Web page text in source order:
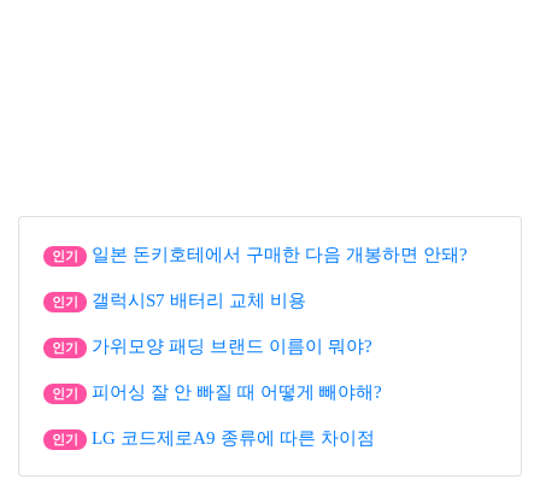
인기 일본 돈키호테에서 구매한 다음 개봉하면 안돼?
인기 갤럭시S7 배터리 교체 비용
인기 가위모양 패딩 브랜드 이름이 뭐야?
인기 피어싱 잘 안 빠질 때 어떻게 빼야해?
인기 LG 코드제로A9 종류에 따른 차이점